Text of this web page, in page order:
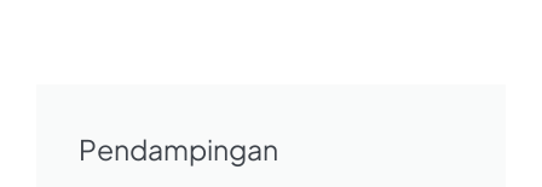
Pendampingan